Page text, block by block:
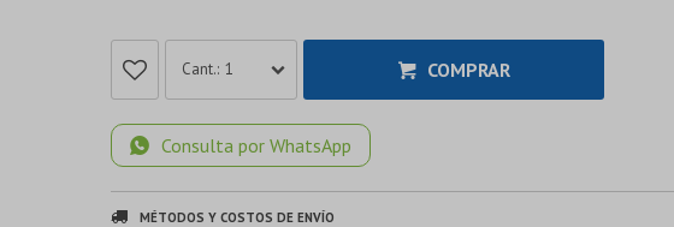
1 COMPRAR
Consulta por WhatsApp
MÉTODOS Y COSTOS DE ENVÍO